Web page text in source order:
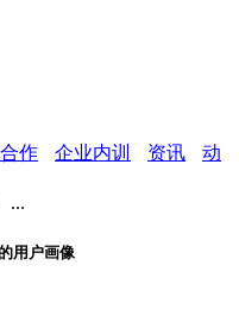
作 企业内训 资讯
动
...
用户画像